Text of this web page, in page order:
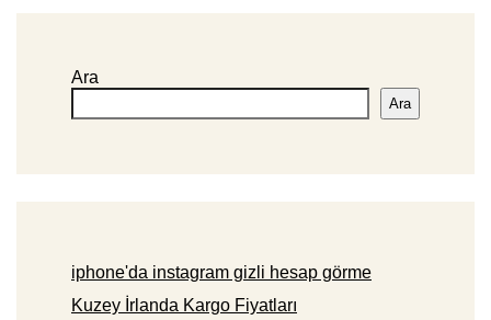
Ara
Ara
iphone'da instagram gizli hesap görme
Kuzey İrlanda Kargo Fiyatları